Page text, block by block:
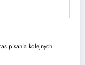
pisania kolejnych